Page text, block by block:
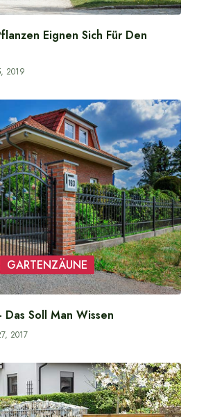
Eignen Sich Für Den
2019
GARTENZÄUNE
Soll Man Wissen
2017